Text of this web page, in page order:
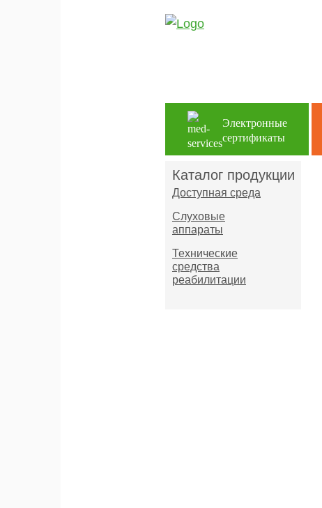
Каталог продукции
Доступная среда
Слуховые
аппараты
Технические
средства
реабилитации
Электронные
сертификаты